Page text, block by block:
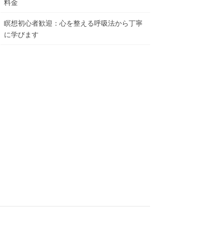
料金
瞑想初心者歓迎：心を整える呼吸法から丁寧
に学びます